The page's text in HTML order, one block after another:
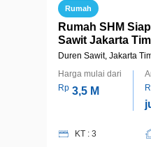
Rumah
Rumah SHM
Sawit Jakarta
KT, Carport,
Duren Sawit, Jakarta
Harga mulai dari
Rp 3,5 M
KT : 3